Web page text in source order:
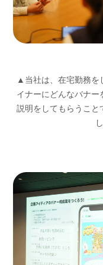
▲当社は、在宅勤務を
イナーにどんなバナ
説明をしてもらうこと